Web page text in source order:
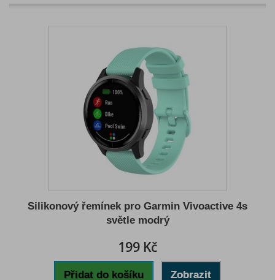
Silikonový řemínek pro Garmin Vivoactive 4s
světle modrý
199 Kč
Přidat do košíku Zobrazit